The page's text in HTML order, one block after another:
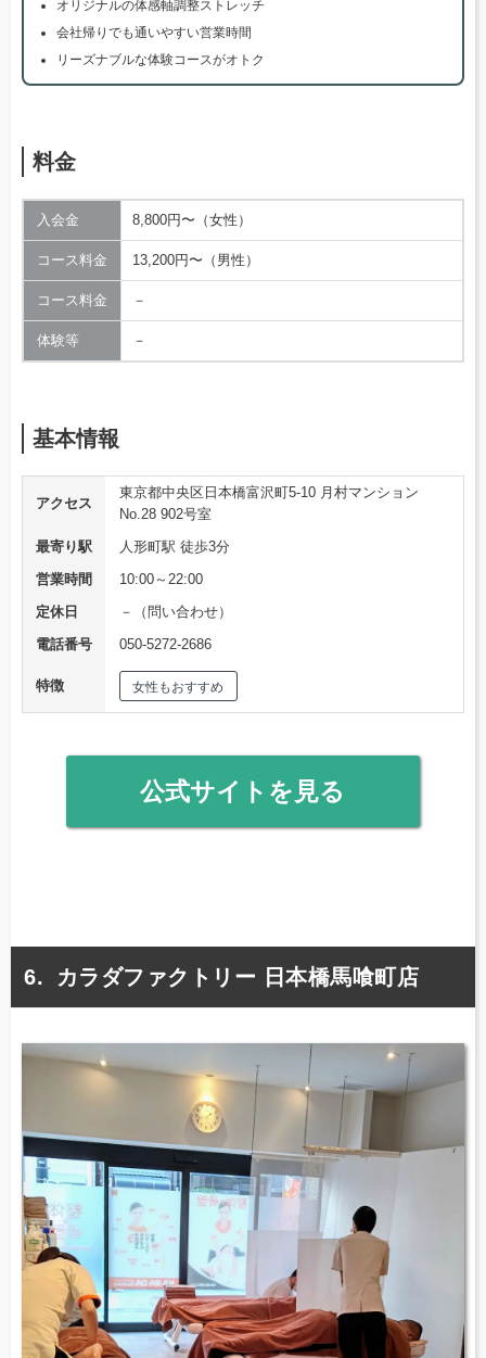
オリジナルの体感軸調整ストレッチ
会社帰りでも通いやすい営業時間
リーズナブルな体験コースがオトク
料金
入会金 8,800円〜（女性）
コース料金 13,200円〜（男性）
コース料金 －
体験等 －
基本情報
アクセス
東京都中央区日本橋富沢町5-10 月村マンション
No.28 902号室
最寄り駅
人形町駅 徒歩3分
営業時間
10:00～22:00
定休日
－（問い合わせ）
電話番号
050-5272-2686
特徴 女性もおすすめ
公式サイトを見る
カラダファクトリー 日本橋馬喰町店